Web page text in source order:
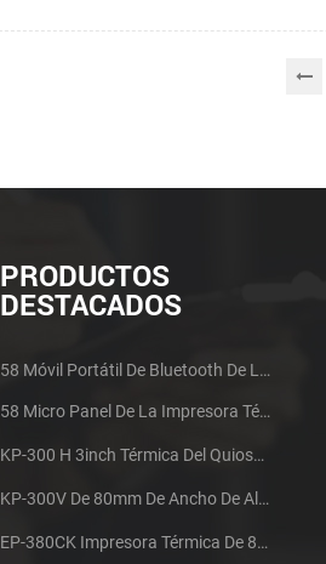
PRODUCTOS
DESTACADOS
58 Móvil Portátil De Bluetooth De La Impresora Térmica De PTP-II
58 Micro Panel De La Impresora Térmica De Recibos CSN-A1
KP-300 H 3inch Térmica Del Quiosco De La Impresora Módulo De
KP-300V De 80mm De Ancho De Alta Velocidad De La Impresora Térmica Del Quiosco
EP-380CK Impresora Térmica De 80 Mm Con Bloqueo De La Tapa